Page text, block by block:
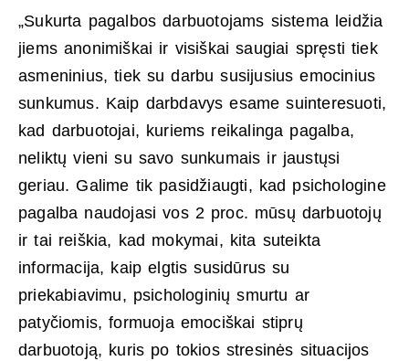
„Sukurta pagalbos darbuotojams sistema leidžia
jiems anonimiškai ir visiškai saugiai spręsti tiek
asmeninius, tiek su darbu susijusius emocinius
sunkumus. Kaip darbdavys esame suinteresuoti,
kad darbuotojai, kuriems reikalinga pagalba,
neliktų vieni su savo sunkumais ir jaustųsi
geriau. Galime tik pasidžiaugti, kad psichologine
pagalba naudojasi vos 2 proc. mūsų darbuotojų
ir tai reiškia, kad mokymai, kita suteikta
informacija, kaip elgtis susidūrus su
priekabiavimu, psichologinių smurtu ar
patyčiomis, formuoja emociškai stiprų
darbuotoją, kuris po tokios stresinės situacijos